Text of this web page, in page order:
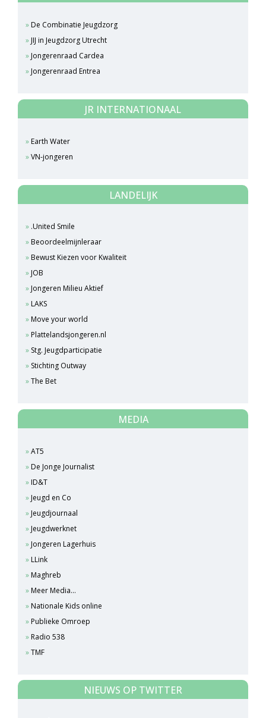
De Combinatie Jeugdzorg
JIJ in Jeugdzorg Utrecht
Jongerenraad Cardea
Jongerenraad Entrea
JR INTERNATIONAAL
Earth Water
VN-jongeren
LANDELIJK
.United Smile
Beoordeelmijnleraar
Bewust Kiezen voor Kwaliteit
JOB
Jongeren Milieu Aktief
LAKS
Move your world
Plattelandsjongeren.nl
Stg. Jeugdparticipatie
Stichting Outway
The Bet
MEDIA
AT5
De Jonge Journalist
ID&T
Jeugd en Co
Jeugdjournaal
Jeugdwerknet
Jongeren Lagerhuis
LLink
Maghreb
Meer Media...
Nationale Kids online
Publieke Omroep
Radio 538
TMF
NIEUWS OP TWITTER